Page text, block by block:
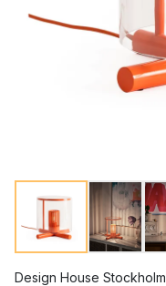
Design House Stockholm